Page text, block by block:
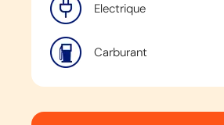
Electrique
Carburant